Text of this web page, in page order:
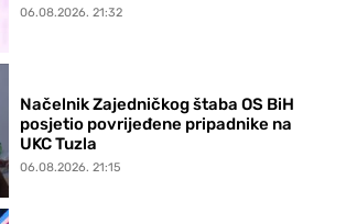
06.08.2026. 21:32
Načelnik Zajedničkog štaba OS BiH
posjetio povrijeđene pripadnike na
UKC Tuzla
06.08.2026. 21:15